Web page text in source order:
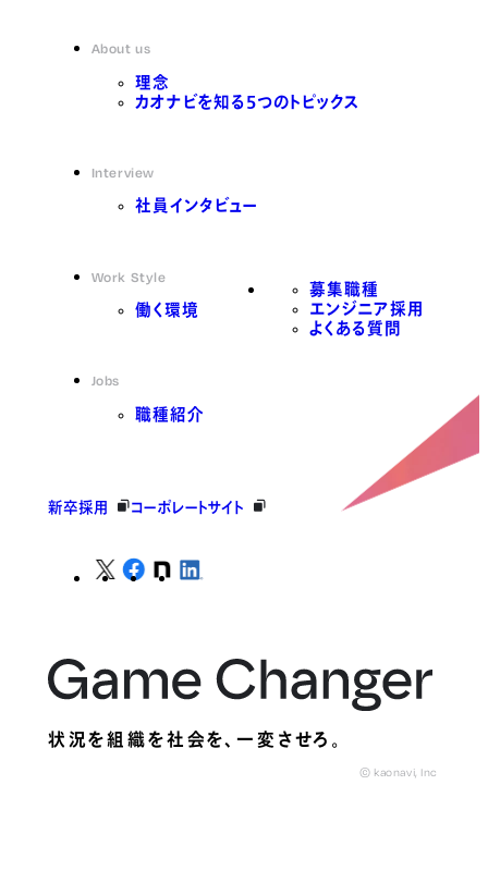
About us
理念
カオナビを知る5つのトピックス
Interview
社員インタビュー
Work Style
働く環境
Jobs
職種紹介
募集職種
エンジニア採用
よくある質問
新卒採用 コーポレートサイト
状況を組織を社会を、一変させろ。
© kaonavi, Inc